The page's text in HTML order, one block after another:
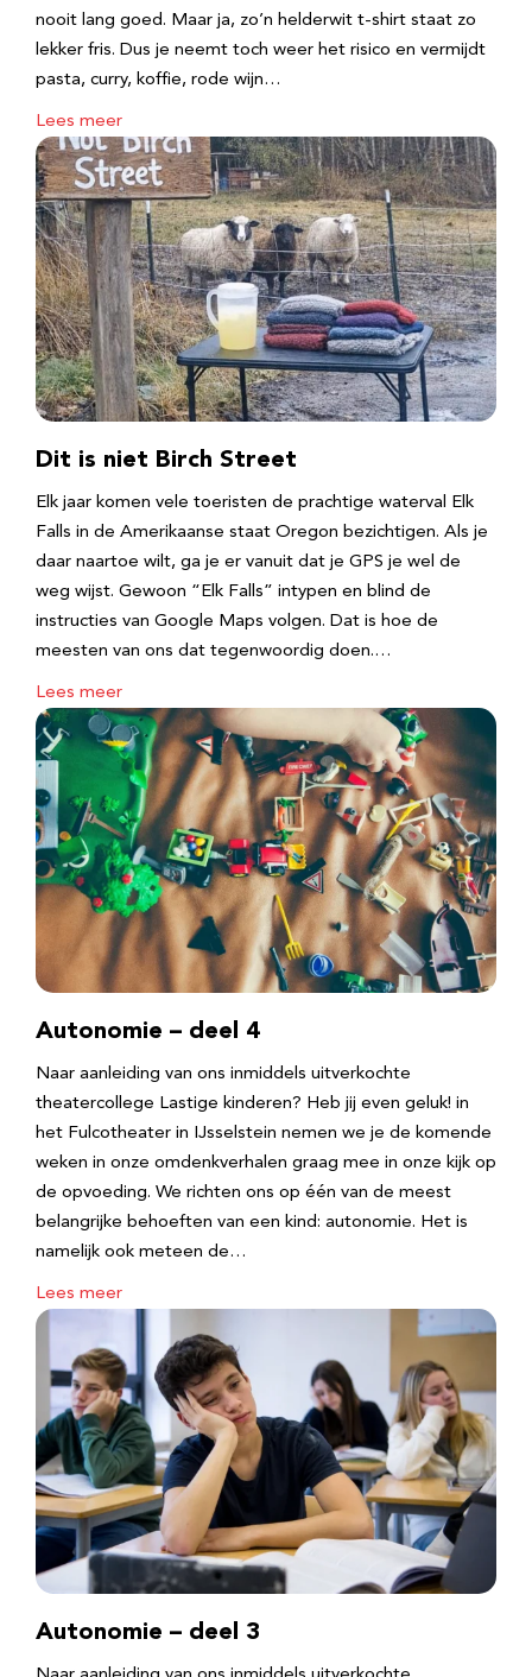
nooit lang goed. Maar ja, zo’n helderwit t-shirt staat zo
lekker fris. Dus je neemt toch weer het risico en vermijdt
pasta, curry, koffie, rode wijn…
Lees meer
Dit is niet Birch Street
Elk jaar komen vele toeristen de prachtige waterval Elk
Falls in de Amerikaanse staat Oregon bezichtigen. Als je
daar naartoe wilt, ga je er vanuit dat je GPS je wel de
weg wijst. Gewoon “Elk Falls” intypen en blind de
instructies van Google Maps volgen. Dat is hoe de
meesten van ons dat tegenwoordig doen.…
Lees meer
Autonomie – deel 4
Naar aanleiding van ons inmiddels uitverkochte
theatercollege Lastige kinderen? Heb jij even geluk! in
het Fulcotheater in IJsselstein nemen we je de komende
weken in onze omdenkverhalen graag mee in onze kijk op
de opvoeding. We richten ons op één van de meest
belangrijke behoeften van een kind: autonomie. Het is
namelijk ook meteen de…
Lees meer
Autonomie – deel 3